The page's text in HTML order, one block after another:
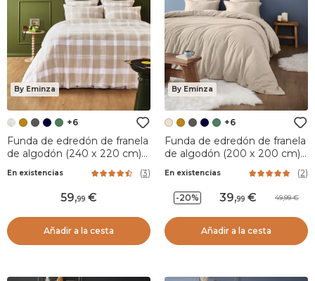
By Eminza
+6
Funda de edredón de franela
de algodón (240 x 220 cm)
En existencias (3)
59,99
Añadir a la cesta
By Eminza
+6
Funda de edredón de franela
de algodón (200 x 200 cm)
En existencias (2)
-20% 39,99 49,99
Añadir a la cesta